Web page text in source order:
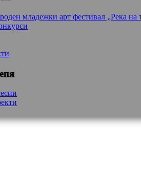
младежки арт фестивал „Река на